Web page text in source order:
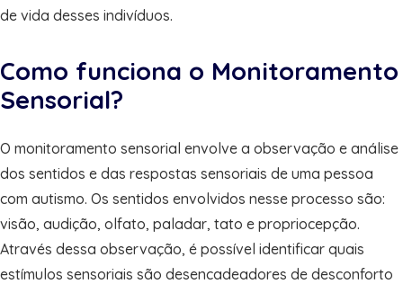
de vida desses indivíduos.
Como funciona o Monitoramento
Sensorial?
O monitoramento sensorial envolve a observação e análise
dos sentidos e das respostas sensoriais de uma pessoa
com autismo. Os sentidos envolvidos nesse processo são:
visão, audição, olfato, paladar, tato e propriocepção.
Através dessa observação, é possível identificar quais
estímulos sensoriais são desencadeadores de desconforto